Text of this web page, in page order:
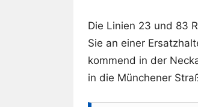
Die Linien 23 und 83
Sie an einer
kommend in der
in die Münchener